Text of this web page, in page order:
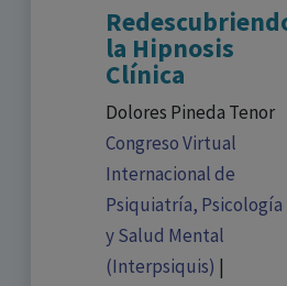
la Hipnosis
Clínica
Dolores Pineda Tenor
Congreso Virtual
Internacional de
Psiquiatría, Psicología
y Salud Mental
(Interpsiquis) |